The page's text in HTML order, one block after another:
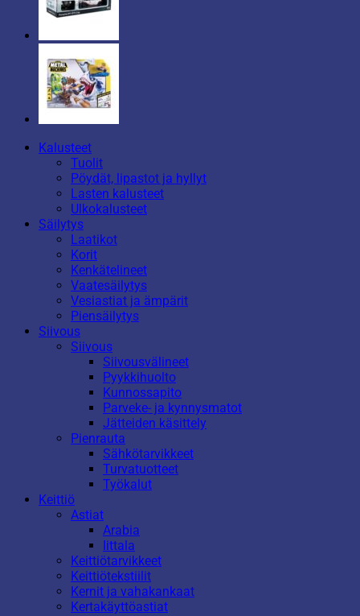
Kalusteet
Tuolit
Pöydät, lipastot ja hyllyt
Lasten kalusteet
Ulkokalusteet
Säilytys
Laatikot
Korit
Kenkätelineet
Vaatesäilytys
Vesiastiat ja ämpärit
Piensäilytys
Siivous
Siivous
Siivousvälineet
Pyykkihuolto
Kunnossapito
Parveke- ja kynnysmatot
Jätteiden käsittely
Pienrauta
Sähkötarvikkeet
Turvatuotteet
Työkalut
Keittiö
Astiat
Arabia
Iittala
Keittiötarvikkeet
Keittiötekstiilit
Kernit ja vahakankaat
Kertakäyttöastiat